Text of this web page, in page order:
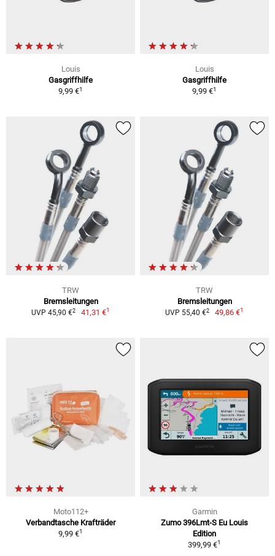
Louis
Gasgriffhilfe
9,99 €1
Louis
Gasgriffhilfe
9,99 €1
TRW
Bremsleitungen
UVP 45,90 €2 41,31 €1
TRW
Bremsleitungen
UVP 55,40 €2 49,86 €1
Moto112+
Verbandtasche Krafträder
9,99 €1
Garmin
Zumo 396Lmt-S Eu Louis
Edition
399,99 €1